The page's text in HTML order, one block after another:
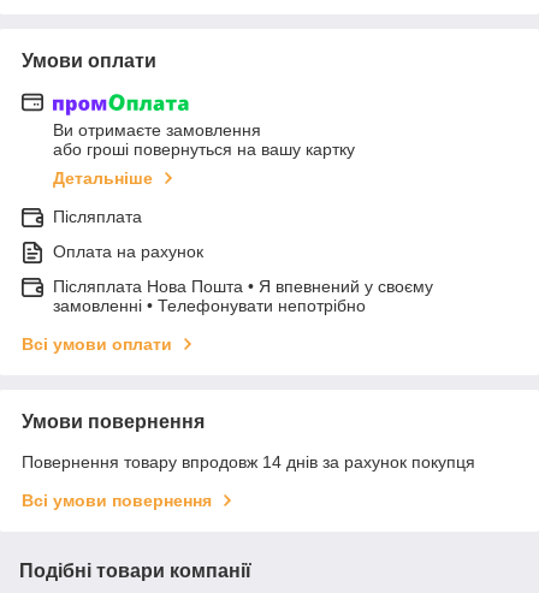
Умови оплати
Ви отримаєте замовлення
або гроші повернуться на вашу картку
Детальніше
Післяплата
Оплата на рахунок
Післяплата Нова Пошта • Я впевнений у своєму
замовленні • Телефонувати непотрібно
Всі умови оплати
Умови повернення
Повернення товару впродовж 14 днів за рахунок покупця
Всі умови повернення
Подібні товари компанії